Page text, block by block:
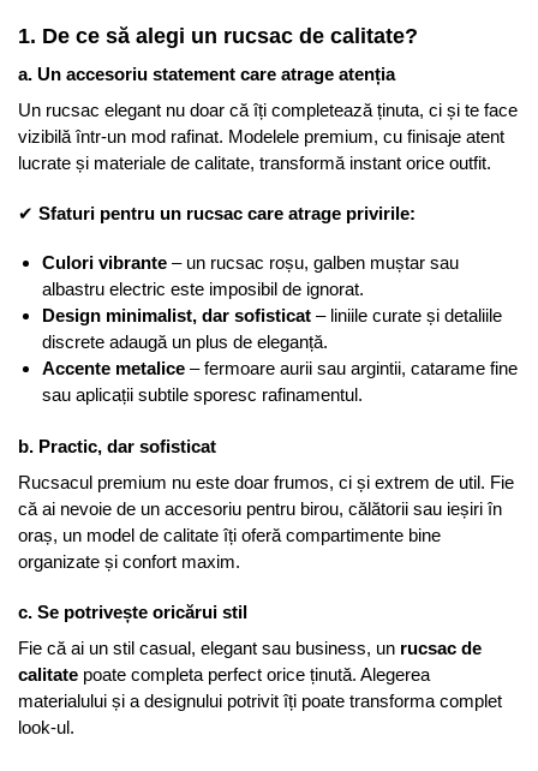
1. De ce să alegi un rucsac de calitate?
a. Un accesoriu statement care atrage atenția
Un rucsac elegant nu doar că îți completează ținuta, ci și te face
vizibilă într-un mod rafinat. Modelele premium, cu finisaje atent
lucrate și materiale de calitate, transformă instant orice outfit.
✔ Sfaturi pentru un rucsac care atrage privirile:
Culori vibrante – un rucsac roșu, galben muștar sau
albastru electric este imposibil de ignorat.
Design minimalist, dar sofisticat – liniile curate și detaliile
discrete adaugă un plus de eleganță.
Accente metalice – fermoare aurii sau argintii, catarame fine
sau aplicații subtile sporesc rafinamentul.
b. Practic, dar sofisticat
Rucsacul premium nu este doar frumos, ci și extrem de util. Fie
că ai nevoie de un accesoriu pentru birou, călătorii sau ieșiri în
oraș, un model de calitate îți oferă compartimente bine
organizate și confort maxim.
c. Se potrivește oricărui stil
Fie că ai un stil casual, elegant sau business, un rucsac de
calitate poate completa perfect orice ținută. Alegerea
materialului și a designului potrivit îți poate transforma complet
look-ul.